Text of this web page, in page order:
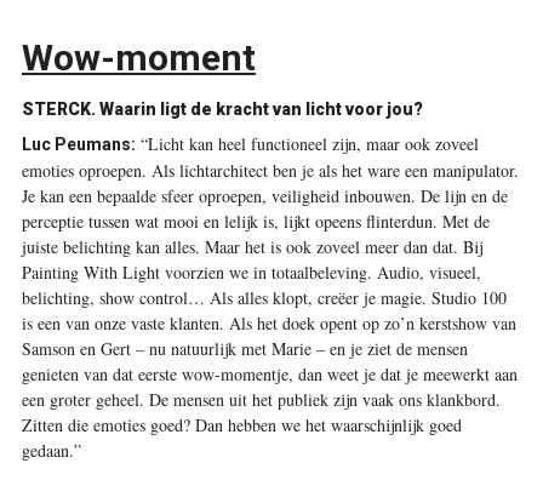
Wow-moment
STERCK. Waarin ligt de kracht van licht voor jou?
Luc Peumans: “Licht kan heel functioneel zijn, maar ook zoveel
emoties oproepen. Als lichtarchitect ben je als het ware een manipulator.
Je kan een bepaalde sfeer oproepen, veiligheid inbouwen. De lijn en de
perceptie tussen wat mooi en lelijk is, lijkt opeens flinterdun. Met de
juiste belichting kan alles. Maar het is ook zoveel meer dan dat. Bij
Painting With Light voorzien we in totaalbeleving. Audio, visueel,
belichting, show control… Als alles klopt, creëer je magie. Studio 100
is een van onze vaste klanten. Als het doek opent op zo’n kerstshow van
Samson en Gert – nu natuurlijk met Marie – en je ziet de mensen
genieten van dat eerste wow-momentje, dan weet je dat je meewerkt aan
een groter geheel. De mensen uit het publiek zijn vaak ons klankbord.
Zitten die emoties goed? Dan hebben we het waarschijnlijk goed
gedaan.”